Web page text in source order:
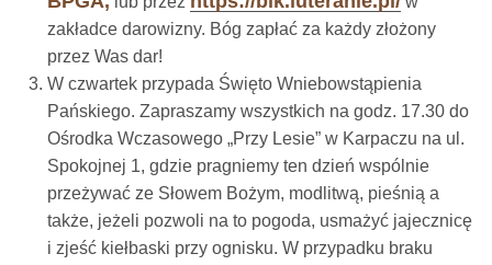
zakładce darowizny. Bóg zapłać za każdy złożony
przez Was dar!
W czwartek przypada Święto Wniebowstąpienia
Pańskiego. Zapraszamy wszystkich na godz. 17.30 do
Ośrodka Wczasowego „Przy Lesie” w Karpaczu na ul.
Spokojnej 1, gdzie pragniemy ten dzień wspólnie
przeżywać ze Słowem Bożym, modlitwą, pieśnią a
także, jeżeli pozwoli na to pogoda, usmażyć jajecznicę
i zjeść kiełbaski przy ognisku. W przypadku braku